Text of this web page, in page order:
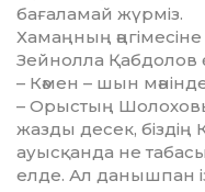
бағаламай жүр­міз.
Хамаңның
Зейнолла Қабдолов
– Кәмен – шын
– Орыстың
жазды десек,
ауысқан­да не
елде. Ал данышпан